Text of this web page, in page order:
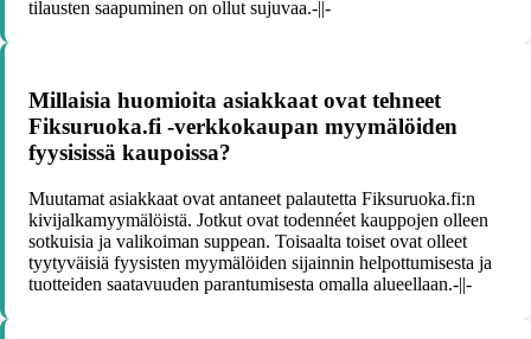
tilausten saapuminen on ollut sujuvaa.-||-
Millaisia huomioita asiakkaat ovat tehneet
Fiksuruoka.fi -verkkokaupan myymälöiden
fyysisissä kaupoissa?
Muutamat asiakkaat ovat antaneet palautetta Fiksuruoka.fi:n
kivijalkamyymälöistä. Jotkut ovat todennéet kauppojen olleen
sotkuisia ja valikoiman suppean. Toisaalta toiset ovat olleet
tyytyväisiä fyysisten myymälöiden sijainnin helpottumisesta ja
tuotteiden saatavuuden parantumisesta omalla alueellaan.-||-